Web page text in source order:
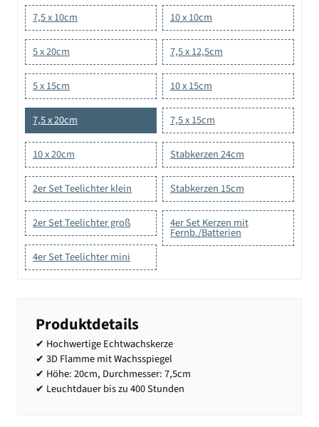
7,5 x 10cm 10 x 10cm
5 x 20cm 7,5 x 12,5cm
5 x 15cm 10 x 15cm
7,5 x 20cm 7,5 x 15cm
10 x 20cm Stabkerzen 24cm
2er Set Teelichter klein Stabkerzen 15cm
2er Set Teelichter groß 4er Set Kerzen mit
Fernb./Batterien
4er Set Teelichter mini
Produktdetails
✔ Hochwertige Echtwachskerze
✔ 3D Flamme mit Wachsspiegel
✔ Höhe: 20cm, Durchmesser: 7,5cm
✔ Leuchtdauer bis zu 400 Stunden